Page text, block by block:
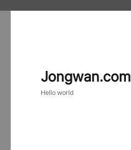
Jongwan.com
Hello world